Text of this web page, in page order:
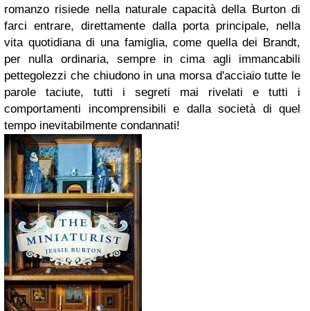
romanzo risiede nella naturale capacità della Burton di
farci entrare, direttamente dalla porta principale, nella
vita quotidiana di una famiglia, come quella dei Brandt,
per nulla ordinaria, sempre in cima agli immancabili
pettegolezzi che chiudono in una morsa d'acciaio tutte le
parole taciute, tutti i segreti mai rivelati e tutti i
comportamenti incomprensibili e dalla società di quel
tempo inevitabilmente condannati!